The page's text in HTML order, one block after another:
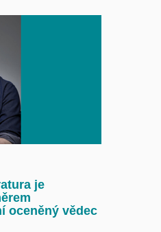
je
oceněný vědec